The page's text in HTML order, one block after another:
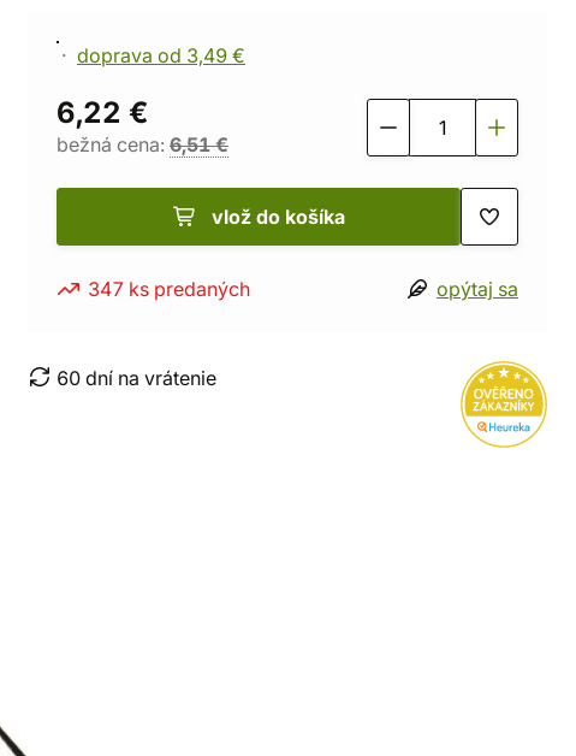
doprava od 3,49 €
6,22 €
bežná cena: 6,51 €
vlož do košíka
347 ks predaných opýtaj sa
60 dní na vrátenie